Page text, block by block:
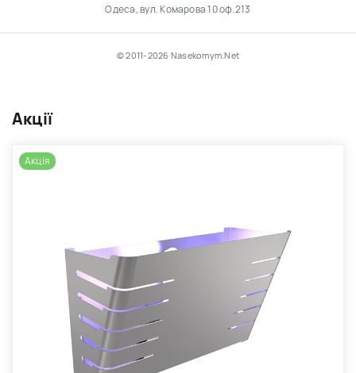
Акції
Акція
Одеса, вул. Комарова 10 оф.213
© 2011-2026 Nasekomym.Net